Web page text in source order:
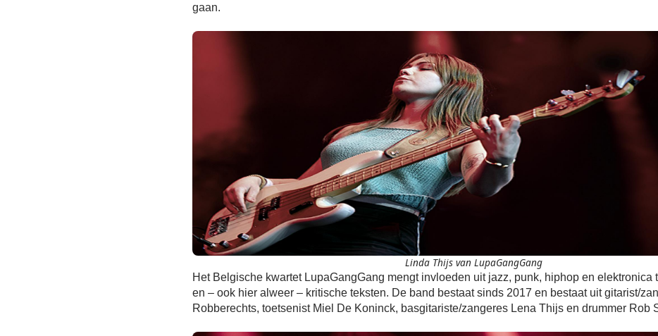
gaan.
Linda Thijs van LupaGangGang
Het Belgische kwartet LupaGangGang mengt invloeden uit jazz, punk, hiphop en elektronica
en – ook hier alweer – kritische teksten. De band bestaat sinds 2017 en bestaat uit gitarist/
Robberechts, toetsenist Miel De Koninck, basgitariste/zangeres Lena Thijs en drummer Rob